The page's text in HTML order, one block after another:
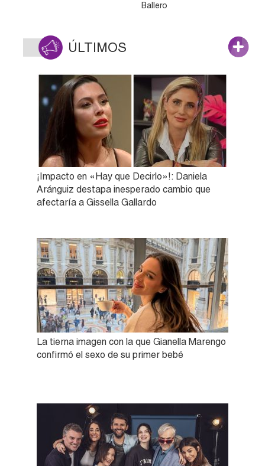
Ballero
ÚLTIMOS
¡Impacto en «Hay que Decirlo»!: Daniela
Aránguiz destapa inesperado cambio que
afectaría a Gissella Gallardo
La tierna imagen con la que Gianella Marengo
confirmó el sexo de su primer bebé